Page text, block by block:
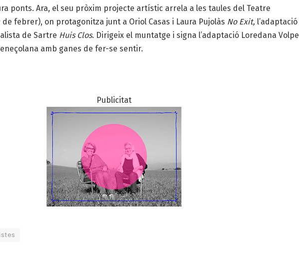
ponts. Ara, el seu pròxim projecte artístic arrela a les taules del Teatre
de febrer), on protagonitza junt a Oriol Casas i Laura Pujolàs No Exit,l’adaptació
de Sartre Huis Clos. Dirigeix el muntatge i signa l’adaptació Loredana Volpe
amb ganes de fer-se sentir.
Publicitat